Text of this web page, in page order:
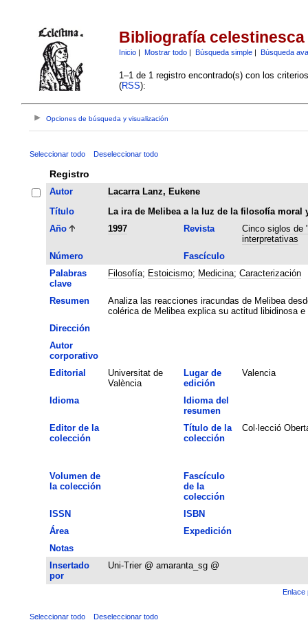
Bibliografía celestinesca
Inicio| Mostrar todo| Búsqueda simple| Búsqueda
1–1 de 1 registro encontrado(s) con los
(RSS):
Opciones de búsqueda y visualización
Seleccionar todo Deseleccionar todo
Registro
Autor
Lacarra Lanz, Eukene
Título
La ira de Melibea a la luz de la filosofía moral
Año
1997 Revista
Cinco siglos de
interpretativas
Número
Fascículo
Palabras
clave
Filosofía; Estoicismo; Medicina; Caracterización
Resumen
Analiza las reacciones iracundas de Melibea
colérica de Melibea explica su actitud libidinosa e
Dirección
Autor
corporativo
Editorial
Universitat de
València
Lugar de
edición
Valencia
Idioma
Idioma del
resumen
Editor de la
colección
Título de la
colección
Col·lecció
Volumen de
la colección
Fascículo
de la
colección
ISSN
ISBN
Área
Expedición
Notas
Insertado
por
Uni-Trier @ amaranta_sg @
Enlace
Seleccionar todo Deseleccionar todo